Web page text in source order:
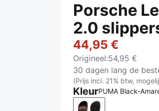
Porsche
2.0
44,95 €
Origineel:54,95 €
30 dagen lang de
(Prijs incl. 21% btw,
KleurPUMA Black-